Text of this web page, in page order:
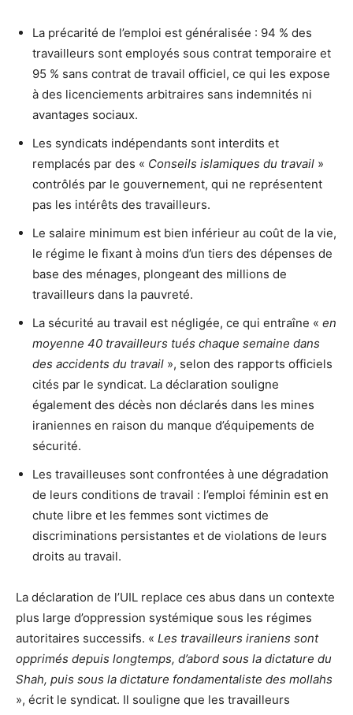
La précarité de l’emploi est généralisée : 94 % des
travailleurs sont employés sous contrat temporaire et
95 % sans contrat de travail officiel, ce qui les expose
à des licenciements arbitraires sans indemnités ni
avantages sociaux.
Les syndicats indépendants sont interdits et
remplacés par des « Conseils islamiques du travail »
contrôlés par le gouvernement, qui ne représentent
pas les intérêts des travailleurs.
Le salaire minimum est bien inférieur au coût de la vie,
le régime le fixant à moins d’un tiers des dépenses de
base des ménages, plongeant des millions de
travailleurs dans la pauvreté.
La sécurité au travail est négligée, ce qui entraîne « en
moyenne 40 travailleurs tués chaque semaine dans
des accidents du travail », selon des rapports officiels
cités par le syndicat. La déclaration souligne
également des décès non déclarés dans les mines
iraniennes en raison du manque d’équipements de
sécurité.
Les travailleuses sont confrontées à une dégradation
de leurs conditions de travail : l’emploi féminin est en
chute libre et les femmes sont victimes de
discriminations persistantes et de violations de leurs
droits au travail.
La déclaration de l’UIL replace ces abus dans un contexte
plus large d’oppression systémique sous les régimes
autoritaires successifs. « Les travailleurs iraniens sont
opprimés depuis longtemps, d’abord sous la dictature du
Shah, puis sous la dictature fondamentaliste des mollahs
», écrit le syndicat. Il souligne que les travailleurs